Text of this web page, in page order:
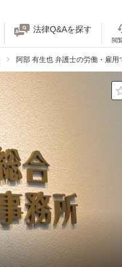
法律Q&Aを探す
閲
阿部 有生也 弁護士の労働・雇用